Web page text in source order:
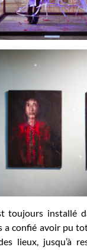
toujours installé
a confié avoir pu
lieux, jusqu’à